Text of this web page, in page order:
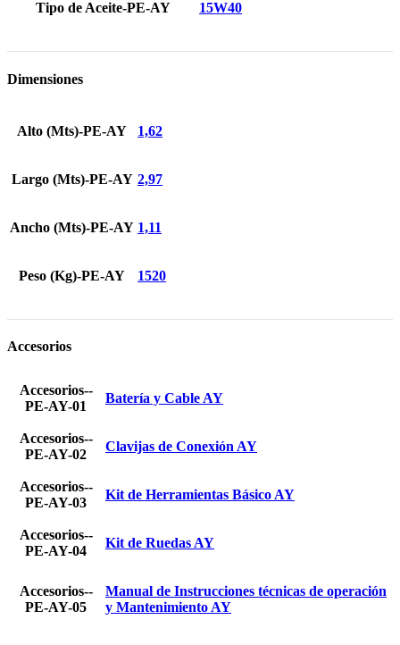
Tipo de Aceite-PE-AY 15W40
Dimensiones
Alto (Mts)-PE-AY 1,62
Largo (Mts)-PE-AY 2,97
Ancho (Mts)-PE-AY 1,11
Peso (Kg)-PE-AY 1520
Accesorios
Accesorios--
PE-AY-01
Batería y Cable AY
Accesorios--
PE-AY-02
Clavijas de Conexión AY
Accesorios--
PE-AY-03
Kit de Herramientas Básico AY
Accesorios--
PE-AY-04
Kit de Ruedas AY
Accesorios--
PE-AY-05
Manual de Instrucciones técnicas de operación
y Mantenimiento AY